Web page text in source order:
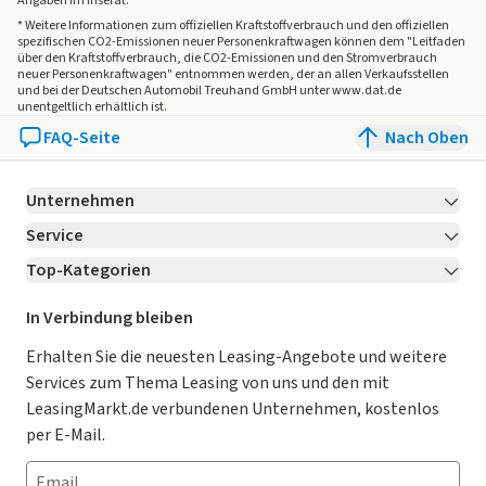
Kneebag
PRE-SAFE® System
Flex-Bottleholder
Fingerabdrucksensor
Mittenairbag
Mercedes-Benz Notrufsystem
me connect Diensten
Integrierter Wartungsservice
Galvanisierte Lenkradschaltpaddles
Reifendruckkontrolle
Digitales Extra: Vorrüstung für MBUX Entertainment Plus
Innenhimmel Stoff schwarz
MBUX Multimediasystem
Digitales Radio
Fondsitze elektrisch verstellbar
* Weitere Informationen zum offiziellen Kraftstoffverbrauch und den offiziellen
spezifischen CO2-Emissionen neuer Personenkraftwagen können dem "Leitfaden
über den Kraftstoffverbrauch, die CO2-Emissionen und den Stromverbrauch
neuer Personenkraftwagen" entnommen werden, der an allen Verkaufsstellen
und bei der Deutschen Automobil Treuhand GmbH unter www.dat.de
unentgeltlich erhältlich ist.
FAQ-Seite Nach Oben
Unternehmen
Über LeasingMarkt.de
Karriere Jetzt bewerben!
Für Händler
Kooperation mit AutoScout24
AGB
Datenschutz
Impressum
Service
Kontakt
Ratgeber
Magazin
Datenschutz-Einstellungen
So funktioniert’s
Häufig gestellte Fragen
Top-Kategorien
Leasing Deals
Gebrauchtwagen Leasing
Leasing ohne Anzahlung
E-Auto Leasing
Privatleasing
In Verbindung bleiben
Erhalten Sie die neuesten Leasing-Angebote und weitere
Services zum Thema Leasing von uns und den mit
LeasingMarkt.de verbundenen Unternehmen, kostenlos
per E-Mail.